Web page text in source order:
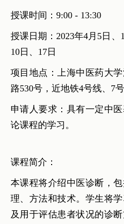
授课时间：9:00 - 13:30
授课日期：2023年4月5日、
10日、17日
项目地点：上海中医药大
路530号，近地铁4号线、7
申请人要求：具有一定中
论课程的学习。
课程简介：
本课程将介绍中医诊断，
理、方法和技术。学生将
及用于评估患者状况的诊